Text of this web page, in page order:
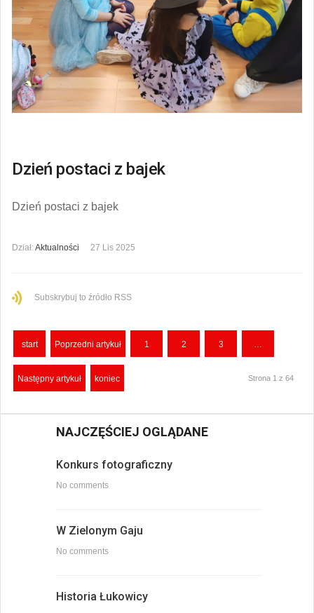
Dzień postaci z bajek
Dzień postaci z bajek
Dział:Aktualności 27 Lis 2025
Subskrybuj to źródło RSS
start Poprzedni artykuł 1 2 3 …
Następny artykuł koniec Strona 1 z 64
NAJCZĘŚCIEJ OGLĄDANE
Konkurs fotograficzny
No comments
W Zielonym Gaju
No comments
Historia Łukowicy